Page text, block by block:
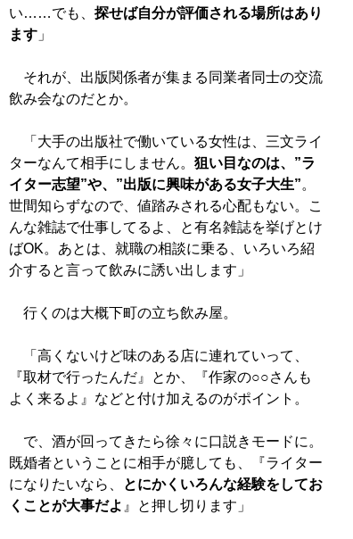
い……でも、 探せば自分が評価される場所はあり
ます 」
それが、出版関係者が集まる同業者同士の交流
飲み会なのだとか。
「大手の出版社で働いている女性は、三文ライ
ターなんて相手にしません。 狙い目なのは、”ラ
イター志望”や、”出版に興味がある女子大生”。
世間知らずなので、値踏みされる心配もない。こ
んな雑誌で仕事してるよ、と有名雑誌を挙げとけ
ばOK。あとは、就職の相談に乗る、いろいろ紹
介すると言って飲みに誘い出します」
行くのは大概下町の立ち飲み屋。
「高くないけど味のある店に連れていって、
『取材で行ったんだ』とか、『作家の○○さんも
よく来るよ』などと付け加えるのがポイント。
で、酒が回ってきたら徐々に口説きモードに。
既婚者ということに相手が臆しても、『ライター
になりたいなら、
とにかくいろんな経験をしてお
くことが大事だよ 』と押し切ります」